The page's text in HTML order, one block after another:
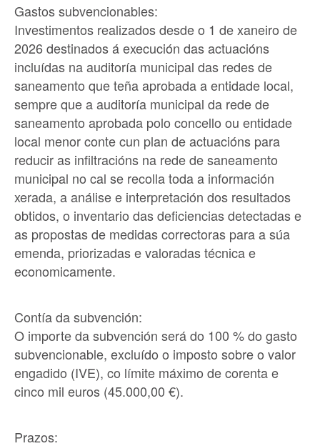
Gastos subvencionables:
Investimentos realizados desde o 1 de xaneiro de
2026 destinados á execución das actuacións
incluídas na auditoría municipal das redes de
saneamento que teña aprobada a entidade local,
sempre que a auditoría municipal da rede de
saneamento aprobada polo concello ou entidade
local menor conte cun plan de actuacións para
reducir as infiltracións na rede de saneamento
municipal no cal se recolla toda a información
xerada, a análise e interpretación dos resultados
obtidos, o inventario das deficiencias detectadas e
as propostas de medidas correctoras para a súa
emenda, priorizadas e valoradas técnica e
economicamente.
Contía da subvención:
O importe da subvención será do 100 % do gasto
subvencionable, excluído o imposto sobre o valor
engadido (IVE), co límite máximo de corenta e
cinco mil euros (45.000,00 €).
Prazos: